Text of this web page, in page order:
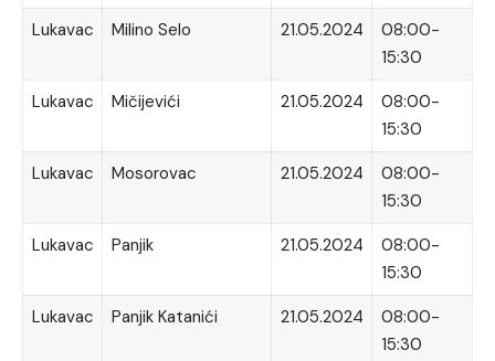
Lukavac
Milino Selo 21.05.2024
08:00-
15:30
Lukavac
Mičijevići 21.05.2024
08:00-
15:30
Lukavac
Mosorovac 21.05.2024
08:00-
15:30
Lukavac
Panjik 21.05.2024
08:00-
15:30
Lukavac
Panjik Katanići 21.05.2024
08:00-
15:30